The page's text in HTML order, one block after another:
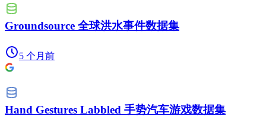
Groundsource 全球洪水事件数据集
5 个月前
Hand Gestures Labbled 手势汽车游戏数据集